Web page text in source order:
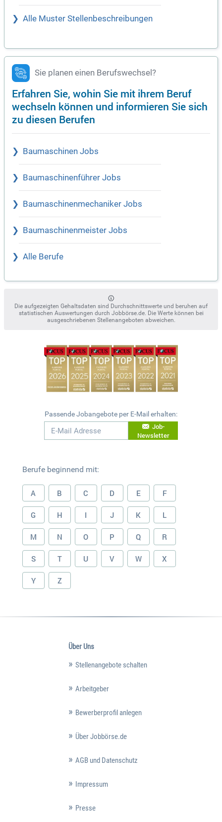
Alle Muster Stellenbeschreibungen
Sie planen einen Berufswechsel?
Erfahren Sie, wohin Sie mit ihrem Beruf
wechseln können und informieren Sie sich
zu diesen Berufen
Baumaschinen Jobs
Baumaschinenführer Jobs
Baumaschinenmechaniker Jobs
Baumaschinenmeister Jobs
Alle Berufe
Die aufgezeigten Gehaltsdaten sind Durchschnittswerte und beruhen auf
statistischen Auswertungen durch Jobbörse.de. Die Werte können bei
ausgeschriebenen Stellenangeboten abweichen.
Passende Jobangebote per E-Mail erhalten:
Job-
Newsletter
Berufe beginnend mit:
A B C D E F
G H I J K L
M N O P Q R
S T U V W X
Y Z
Über Uns
Stellenangebote schalten
Arbeitgeber
Bewerberprofil anlegen
Über Jobbörse.de
AGB und Datenschutz
Impressum
Presse